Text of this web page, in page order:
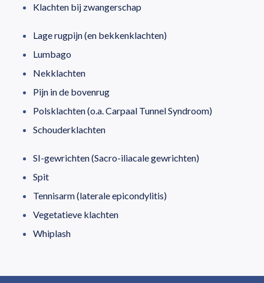
Klachten bij zwangerschap
Lage rugpijn (en bekkenklachten)
Lumbago
Nekklachten
Pijn in de bovenrug
Polsklachten (o.a. Carpaal Tunnel Syndroom)
Schouderklachten
SI-gewrichten (Sacro-iliacale gewrichten)
Spit
Tennisarm (laterale epicondylitis)
Vegetatieve klachten
Whiplash